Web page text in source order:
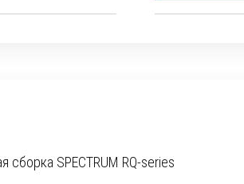
сборка SPECTRUM RQ-series